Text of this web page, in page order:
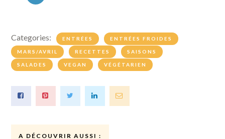
Categories: ENTRÉES ENTRÉES FROIDES
MARS/AVRIL RECETTES SAISONS
SALADES VEGAN VÉGÉTARIEN
A DÉCOUVRIR AUSSI :